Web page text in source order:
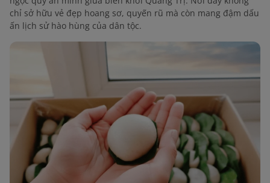
chỉ sở hữu vẻ đẹp hoang sơ, quyến rũ mà còn mang đậm dấu
ấn lịch sử hào hùng của dân tộc.